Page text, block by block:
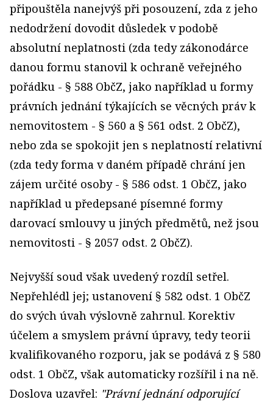
připouštěla nanejvýš při posouzení, zda z jeho
nedodržení dovodit důsledek v podobě
absolutní neplatnosti (zda tedy zákonodárce
danou formu stanovil k ochraně veřejného
pořádku - § 588 ObčZ, jako například u formy
právních jednání týkajících se věcných práv k
nemovitostem - § 560 a § 561 odst. 2 ObčZ),
nebo zda se spokojit jen s neplatností relativní
(zda tedy forma v daném případě chrání jen
zájem určité osoby - § 586 odst. 1 ObčZ, jako
například u předepsané písemné formy
darovací smlouvy u jiných předmětů, než jsou
nemovitosti - § 2057 odst. 2 ObčZ).
Nejvyšší soud však uvedený rozdíl setřel.
Nepřehlédl jej; ustanovení § 582 odst. 1 ObčZ
do svých úvah výslovně zahrnul. Korektiv
účelem a smyslem právní úpravy, tedy teorii
kvalifikovaného rozporu, jak se podává z § 580
odst. 1 ObčZ, však automaticky rozšířil i na ně.
Doslova uzavřel: "Právní jednání odporující